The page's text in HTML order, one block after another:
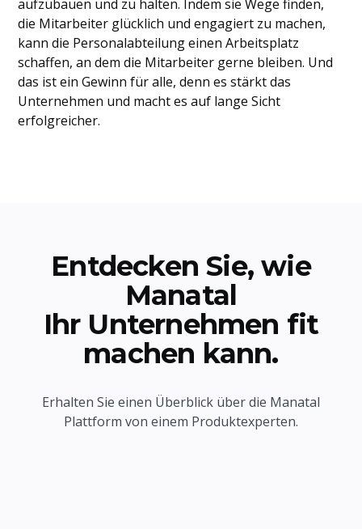
aufzubauen und zu halten. Indem sie Wege finden,
die Mitarbeiter glücklich und engagiert zu machen,
kann die Personalabteilung einen Arbeitsplatz
schaffen, an dem die Mitarbeiter gerne bleiben. Und
das ist ein Gewinn für alle, denn es stärkt das
Unternehmen und macht es auf lange Sicht
erfolgreicher.
Entdecken Sie, wie
Manatal
Ihr Unternehmen fit
machen kann.
Erhalten Sie einen Überblick über die Manatal
Plattform von einem Produktexperten.